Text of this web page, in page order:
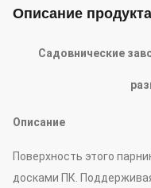
Описание продукта
Садовнические
Описание
Поверхность этого
досками ПК.